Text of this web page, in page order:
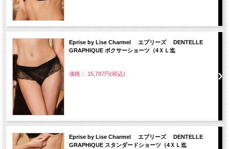
Eprise by Lise Charmel エプリーズ DENTELLE
GRAPHIQUE ボクサーショーツ（4ＸＬ迄
価格： 15,787円(税込)
Eprise by Lise Charmel エプリーズ DENTELLE
GRAPHIQUE スタンダードショーツ（4ＸＬ迄